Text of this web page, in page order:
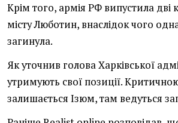
Крім того, армія РФ випустила дві
місту Люботин, внаслідок чого
загинула.
Як уточнив голова Харківської
утримують свої позиції.
залишається Ізюм, там ведуться